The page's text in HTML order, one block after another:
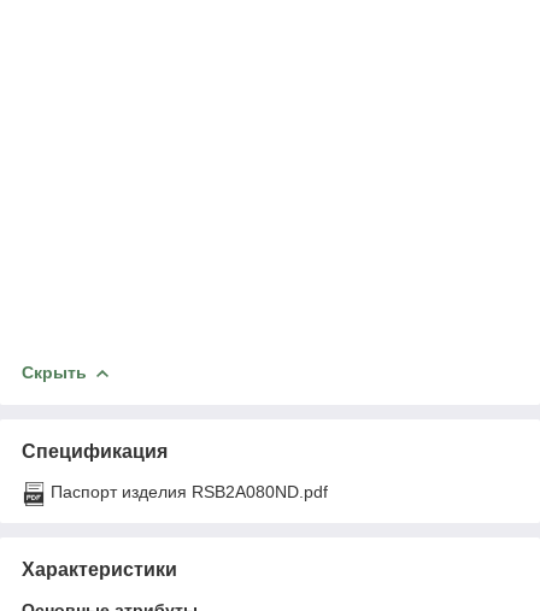
Скрыть
Спецификация
Паспорт изделия RSB2A080ND.pdf
Характеристики